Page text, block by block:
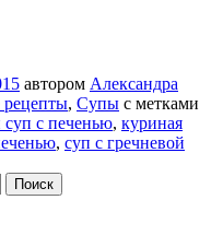
автором Александра
, Супы с метками
суп с печенью, куриная
, суп с гречневой